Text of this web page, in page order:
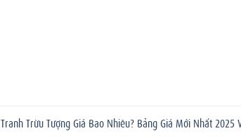
Tranh Trừu Tượng Giá Bao Nhiêu? Bảng Giá Mới Nhất 2025